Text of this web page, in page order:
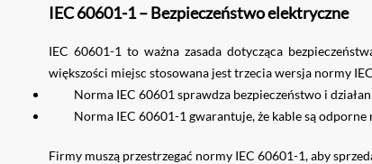
IEC 60601-1 – Bezpieczeństwo elektryczne
IEC 60601-1 to ważna zasada dotycząca
większości miejsc stosowana jest trzecia wersja normy
Norma IEC 60601 sprawdza bezpieczeństwo i
Norma IEC 60601-1 gwarantuje, że kable są odporne
Firmy muszą przestrzegać normy IEC 60601-1, aby